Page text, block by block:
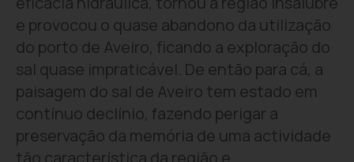
e provocou o quase abandono da utilização
do porto de Aveiro, ficando a exploração do
sal quase impraticável. De então para cá, a
paisagem do sal de Aveiro tem estado em
contínuo declínio, fazendo perigar a
preservação da memória de uma actividade
tão característica da região e